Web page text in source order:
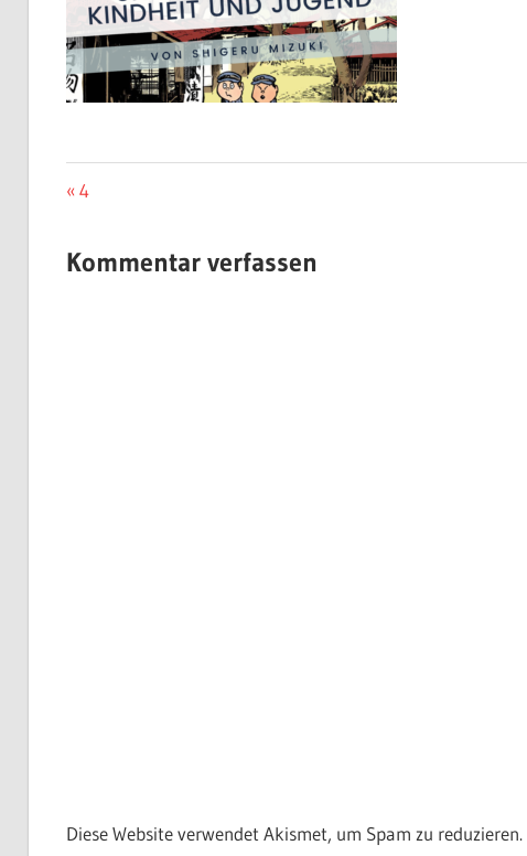
Beitragsnavigation
Vorheriger
4
Kommentar verfassen
Diese Website verwendet Akismet, um Spam zu reduzieren.